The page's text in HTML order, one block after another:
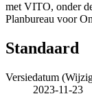
met VITO, onder
Planbureau voor
Standaard
Versiedatum
2023-11-23